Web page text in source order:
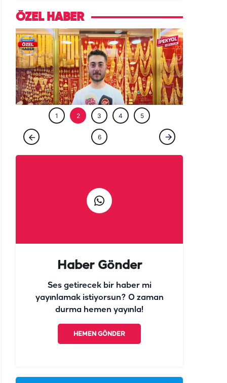
ÖZEL HABER
1 2 3 4 5
6
Haber Gönder
Ses getirecek bir haber mi
yayınlamak istiyorsun? O zaman
durma hemen yayınla!
HEMEN GÖNDER